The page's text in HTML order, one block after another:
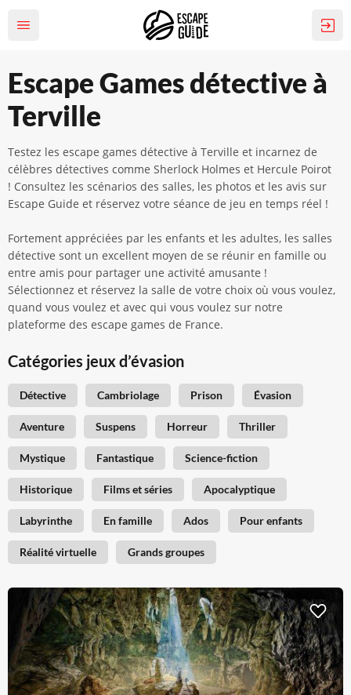
Escape Games détective à
Terville
Testez les escape games détective à Terville et incarnez de
célèbres détectives comme Sherlock Holmes et Hercule Poirot
! Consultez les scénarios des salles, les photos et les avis sur
Escape Guide et réservez votre séance de jeu en temps réel !
Fortement appréciées par les enfants et les adultes, les salles
détective sont un excellent moyen de se réunir en famille ou
entre amis pour partager une activité amusante !
Sélectionnez et réservez la salle de votre choix où vous voulez,
quand vous voulez et avec qui vous voulez sur notre
plateforme des escape games de France.
Catégories jeux d’évasion
Détective Cambriolage Prison Évasion
Aventure Suspens Horreur Thriller
Mystique Fantastique Science-fiction
Historique Films et séries Apocalyptique
Labyrinthe En famille Ados Pour enfants
Réalité virtuelle Grands groupes